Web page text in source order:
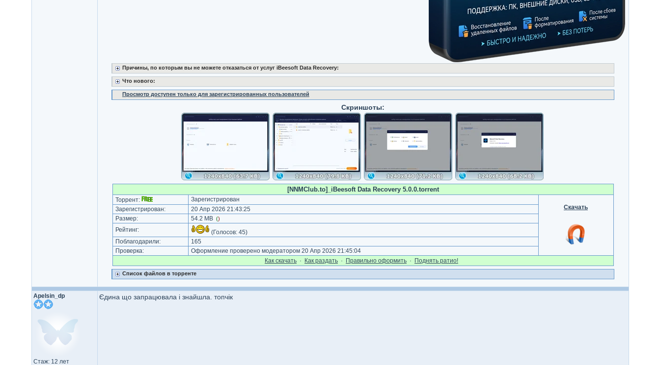
Причины, по которым вы не можете отказаться от услуг iBeesoft Data Recovery:
Что нового:
Просмотр доступен только для зарегистрированных пользователей
Скриншоты:
[NNMClub.to]_iBeesoft Data Recovery 5.0.0.torrent
Торрент:
Зарегистрирован
Скачать
Зарегистрирован:
20 Апр 2026 21:43:25
Размер:
54.2 MB ()
Рейтинг: (Голосов: 45)
Поблагодарили:
165
Проверка:
Оформление проверено модератором 20 Апр 2026 21:45:04
Как cкачать · Как раздать · Правильно оформить · Поднять ратио!
Список файлов в торренте
Apelsin_dp
Стаж: 12 лет
Єдина що запрацювала і знайшла. топчік